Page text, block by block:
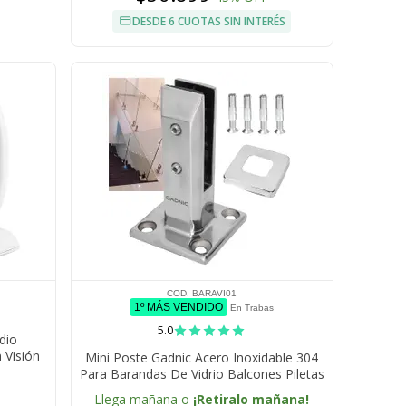
DESDE 6 CUOTAS SIN INTERÉS
Visión
COD. BARAVI01
1º MÁS VENDIDO En Trabas
5.0
Mini Poste Gadnic Acero Inoxidable 304
Para Barandas De Vidrio Balcones Piletas
Escaleras
Llega mañana o ¡Retiralo mañana!